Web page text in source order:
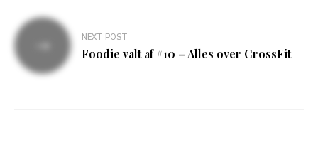
NEXT POST
Foodie valt af #10 – Alles over CrossFit